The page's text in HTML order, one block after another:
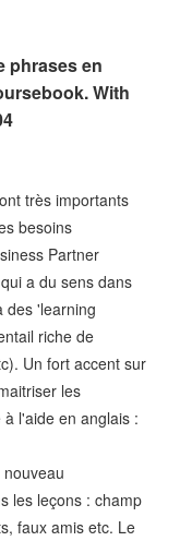
phrases en
With
très importants
besoins
Partner
a du sens dans
des 'learning
riche de
Un fort accent sur
les
l'aide en anglais :
les leçons : champ
faux amis etc. Le